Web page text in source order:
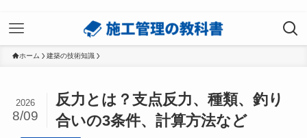
ホーム 建築の技術知識
反力とは？支点反力、種類、釣り
合いの3条件、計算方法など
2026
8/09